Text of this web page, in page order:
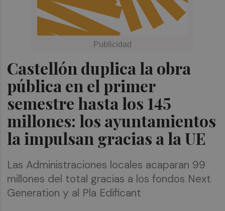
Castellón duplica la obra
pública en el primer
semestre hasta los 145
millones: los ayuntamientos
la impulsan gracias a la UE
Las Administraciones locales acaparan 99
millones del total gracias a los fondos Next
Generation y al Pla Edificant